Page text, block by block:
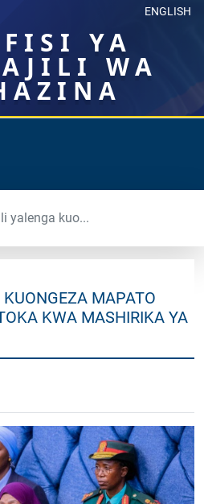
ENGLISH
YA
WA
yalenga kuo...
MAPATO
KWA MASHIRIKA YA